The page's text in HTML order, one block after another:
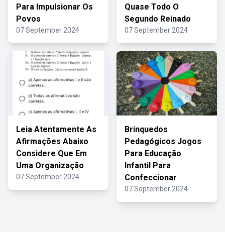
Para Impulsionar Os
Povos
07 September 2024
Quase Todo O
Segundo Reinado
07 September 2024
Leia Atentamente As
Afirmações Abaixo
Considere Que Em
Uma Organização
07 September 2024
Brinquedos
Pedagógicos Jogos
Para Educação
Infantil Para
Confeccionar
07 September 2024